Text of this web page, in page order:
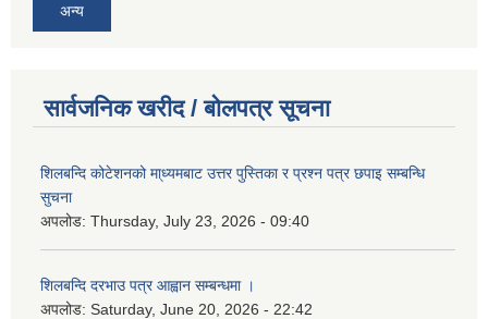
अन्य
सार्वजनिक खरीद / बोलपत्र सूचना
शिलबन्दि कोटेशनको मा्ध्यमबाट उत्तर पुस्तिका र प्रश्न पत्र छपाइ सम्बन्धि
सुचना
अपलोड: Thursday, July 23, 2026 - 09:40
शिलबन्दि दरभाउ पत्र आह्वान सम्बन्धमा ।
अपलोड: Saturday, June 20, 2026 - 22:42